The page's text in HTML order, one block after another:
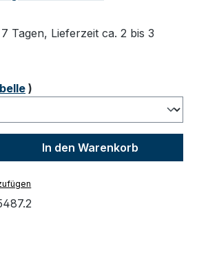
Tagen, Lieferzeit ca. 2 bis 3
)
Gib den
In den Warenkorb